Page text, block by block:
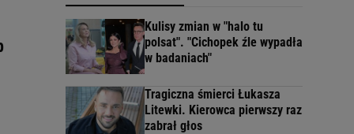
Kulisy zmian w "halo tu
polsat". "Cichopek źle wypadła
w badaniach"
Tragiczna śmierci Łukasza
Litewki. Kierowca pierwszy raz
zabrał głos
Zmiana ustawień
celów identyfikacji.
reklam i treści,